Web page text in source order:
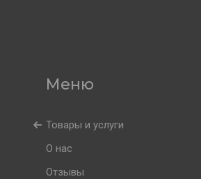
Товары и услуги
О нас
Отзывы